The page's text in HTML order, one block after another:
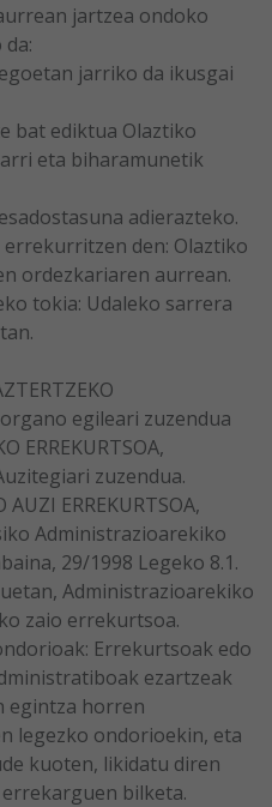
jartzea ondoko
jarriko da ikusgai
bat ediktua Olaztiko
eta biharamunetik
adierazteko.
den: Olaztiko
ordezkariaren aurrean.
tokia: Udaleko sarrera
organo egileari zuzendua
ERREKURTSOA,
zuzendua.
ERREKURTSOA,
Administrazioarekiko
29/1998 Legeko 8.1.
Administrazioarekiko
zaio errekurtsoa.
Errekurtsoak edo
ezartzeak
egintza horren
legezko ondorioekin, eta
kuoten, likidatu diren
bilketa.